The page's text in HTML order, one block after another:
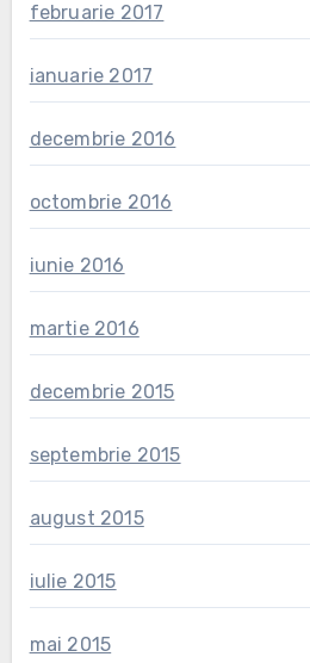
februarie 2017
ianuarie 2017
decembrie 2016
octombrie 2016
iunie 2016
martie 2016
decembrie 2015
septembrie 2015
august 2015
iulie 2015
mai 2015